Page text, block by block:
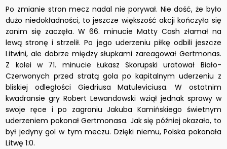
Po zmianie stron mecz nadal nie porywał. Nie dość, że było
dużo niedokładności, to jeszcze większość akcji kończyła się
zanim się zaczęła. W 66. minucie Matty Cash złamał na
lewą stronę i strzelił. Po jego uderzeniu piłkę odbili jeszcze
Litwini, ale dobrze między słupkami zareagował Gertmonas.
Z kolei w 71. minucie Łukasz Skorupski uratował Biało-
Czerwonych przed stratą gola po kapitalnym uderzeniu z
bliskiej odległości Giedriusa Matuleviciusa. W ostatnim
kwadransie gry Robert Lewandowski wziął jednak sprawy w
swoje ręce i po zagraniu Jakuba Kamińskiego świetnym
uderzeniem pokonał Gertmonasa. Jak się później okazało, to
był jedyny gol w tym meczu. Dzięki niemu, Polska pokonała
Litwę 1:0.